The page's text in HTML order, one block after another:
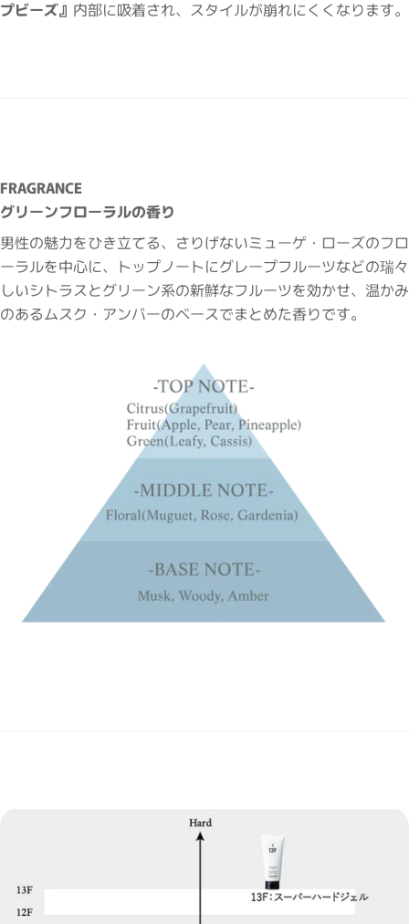
プビーズ』 内部に吸着され、スタイルが崩れにくくなります。
FRAGRANCE
グリーンフローラルの香り
男性の魅力をひき立てる、さりげないミューゲ・ローズのフロ
ーラルを中心に、トップノートにグレープフルーツなどの瑞々
しいシトラスとグリーン系の新鮮なフルーツを効かせ、温かみ
のあるムスク・アンバーのベースでまとめた香りです。